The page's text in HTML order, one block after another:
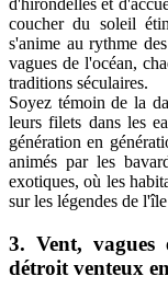
d'hirondelles et
coucher du soleil
s'anime au rythme
vagues de l'océan,
traditions séculaires.
Soyez témoin de la
leurs filets dans les
génération en
animés par les
exotiques, où les
sur les légendes de
3. Vent,
détroit venteux